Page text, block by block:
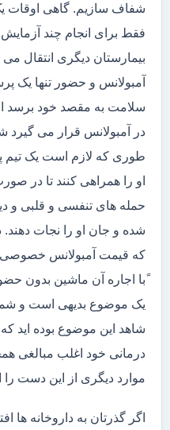
شفاف سازیم. گاهی اوقات
فقط برای انجام چند
بیمارستان دیگری انتقال می
آمبولانس و حضور تنها یک
سلامت به مقصد خود برسد
در آمبولانس قرار می گیرد
طوری که لازم است یک تیم
او را همراهی کنند تا در
حمله های تنفسی و قلبی و
شده و جان او را نجات
که قیمت آمبولانس خصوصی
ًبا اجاره آن ماشین بدون
یک موضوع بدیهی است و
شاهد این موضوع بوده اید
درمانی خود اغلب مبالغی
موارد دیگری از این دست را
اگر گذرتان به داروخانه ها